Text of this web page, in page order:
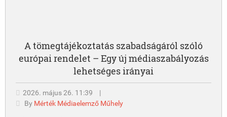
A tömegtájékoztatás szabadságáról szóló
európai rendelet – Egy új médiaszabályozás
lehetséges irányai
2026. május 26. 11:39
|
By Mérték Médiaelemző Műhely